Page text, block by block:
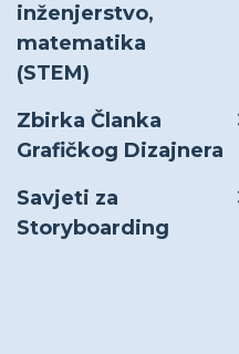
inženjerstvo,
matematika
(STEM)
Zbirka Članka
Grafičkog Dizajnera
Savjeti za
Storyboarding